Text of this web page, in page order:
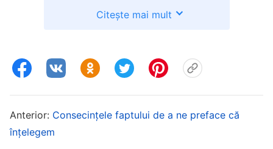
vină la întâlniri, iar eu m-am simțit nepotrivită în
doream foarte mult să vorbesc liber despre
griji. Și, totodată, mă întrebam: „De ce este atât
de greu să vorbești sincer și despre fapte și să te
Citește mai mult
Anterior: Consecințele faptului de a ne preface că
înțelegem